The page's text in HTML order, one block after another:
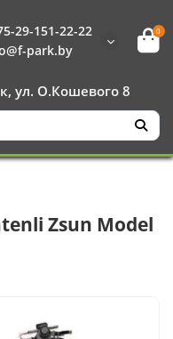
29-151-22-22
park.by
0
ул. О.Кошевого 8
Zsun Model